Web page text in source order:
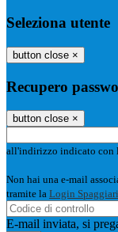
Seleziona utente
button close ×
Recupero
button close ×
all'indirizzo indicato con
Non hai una e-mail
tramite la Login Spaggiari
E-mail inviata, si